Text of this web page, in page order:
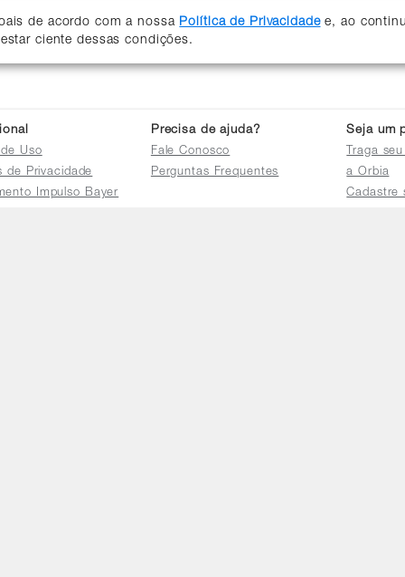
de acordo com a nossa Política de Privacidadee, ao
ciente dessas condições.
de Uso
de Privacidade
Impulso Bayer
Precisa de ajuda?
Fale Conosco
Perguntas Frequentes
Seja um
Traga
a Orbia
Cadastre